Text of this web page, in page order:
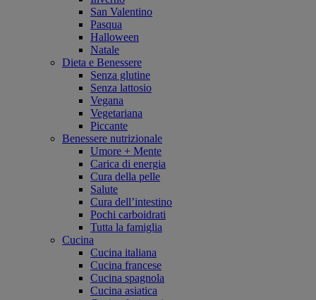
San Valentino
Pasqua
Halloween
Natale
Dieta e Benessere
Senza glutine
Senza lattosio
Vegana
Vegetariana
Piccante
Benessere nutrizionale
Umore + Mente
Carica di energia
Cura della pelle
Salute
Cura dell’intestino
Pochi carboidrati
Tutta la famiglia
Cucina
Cucina italiana
Cucina francese
Cucina spagnola
Cucina asiatica